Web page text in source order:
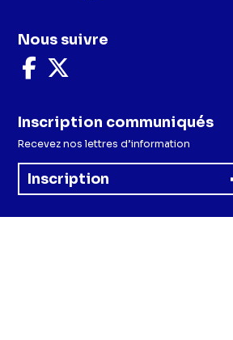
Nous suivre
Nous
suivre
Facebook
X
Inscription communiqués
Recevez nos lettres d’information
Inscription